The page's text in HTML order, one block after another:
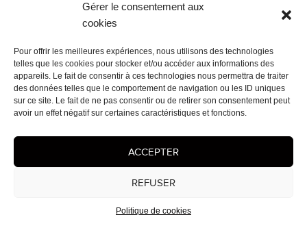
Gérer le consentement aux
cookies
Pour offrir les meilleures expériences, nous utilisons des technologies
telles que les cookies pour stocker et/ou accéder aux informations des
appareils. Le fait de consentir à ces technologies nous permettra de traiter
des données telles que le comportement de navigation ou les ID uniques
sur ce site. Le fait de ne pas consentir ou de retirer son consentement peut
avoir un effet négatif sur certaines caractéristiques et fonctions.
ACCEPTER
REFUSER
Politique de cookies
D I S T A N C E
Mentions légales- © 2026 Cédrix Crespel — Peintre